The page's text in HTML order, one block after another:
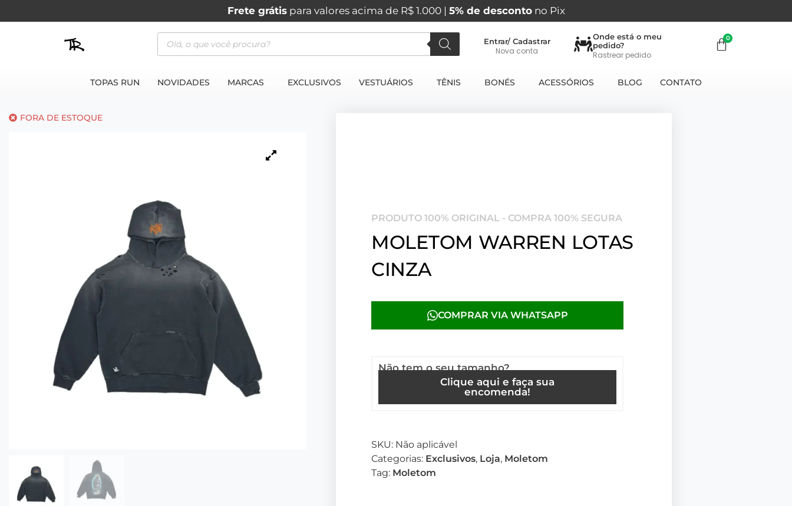
Frete grátispara valores acima de R$ 1.000 | 5% de descontono Pix
Entrar/ Cadastrar
Nova conta
Onde está o meu
pedido?
Rastrear pedido
TOPAS RUN NOVIDADES MARCAS EXCLUSIVOS VESTUÁRIOS TÊNIS BONÉS ACESSÓRIOS BLOG CONTATO
FORA DE ESTOQUE
PRODUTO 100% ORIGINAL - COMPRA 100% SEGURA
MOLETOM WARREN LOTAS
CINZA
COMPRAR VIA WHATSAPP
Não tem o seu tamanho?
Clique aqui e faça sua
encomenda!
SKU: Não aplicável
Categorias: Exclusivos, Loja, Moletom
Tag: Moletom